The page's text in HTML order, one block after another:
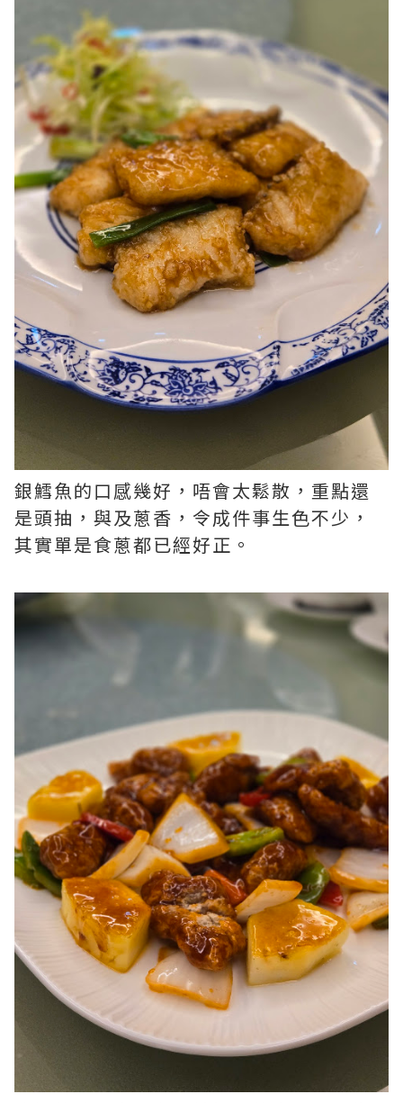
銀鱈魚的口感幾好，唔會太鬆散，重點還
是頭抽，與及蔥香，令成件事生色不少，
其實單是食蔥都已經好正。